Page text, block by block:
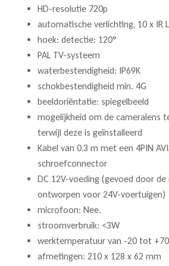
HD-resolutie 720p
automatische verlichting, 10 x IR
hoek: detectie: 120°
PAL TV-systeem
waterbestendigheid: IP69K
schokbestendigheid min. 4G
beeldoriëntatie: spiegelbeeld
mogelijkheid om de cameralens
terwijl deze is geïnstalleerd
Kabel van 0,3 m met een 4PIN
schroefconnector
DC 12V-voeding (gevoed door
ontworpen voor 24V-voertuigen)
microfoon: Nee.
stroomverbruik: <3W
werktemperatuur van -20 tot +70
afmetingen: 210 x 128 x 62 mm